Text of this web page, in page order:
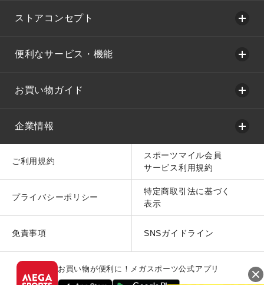
ストアコンセプト
便利なサービス・機能
お買い物ガイド
企業情報
ご利用規約
スポーツマイル会員
サービス利用規約
プライバシーポリシー
特定商取引法に基づく
表示
免責事項 SNSガイドライン
お買い物が便利に！メガスポーツ公式アプリ